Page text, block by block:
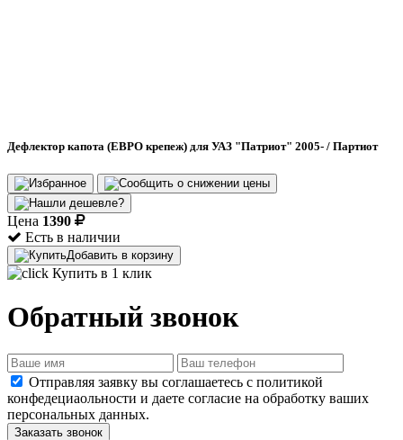
Дефлектор капота (ЕВРО крепеж) для УАЗ "Патриот" 2005- / Партиот
Цена 1390
Есть в наличии
Добавить в корзину
Купить в 1 клик
Обратный звонок
Отправляя заявку вы соглашаетесь с политикой
конфедециаольности и даете согласие на обработку ваших
персональных данных.
Заказать звонок